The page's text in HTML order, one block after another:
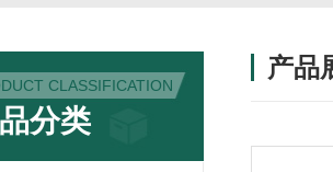
CLASSIFICATION
分类
产品